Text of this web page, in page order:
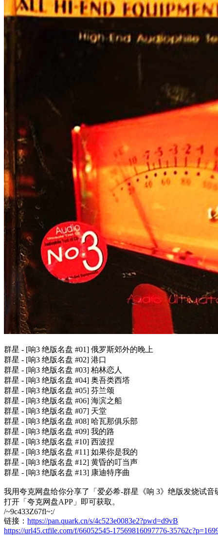
2026-6-17 15:39:50 / 显示全部楼层 /阅读模式
784
群星 - [响3 绝版名盘 #01] 俄罗斯郊外的晚上
群星 - [响3 绝版名盘 #02] 港口
群星 - [响3 绝版名盘 #03] 柏林恋人
群星 - [响3 绝版名盘 #04] 奥吾类西塔
群星 - [响3 绝版名盘 #05] 芬兰颂
群星 - [响3 绝版名盘 #06] 海滨之船
群星 - [响3 绝版名盘 #07] 天堂
群星 - [响3 绝版名盘 #08] 哈瓦那俱乐部
群星 - [响3 绝版名盘 #09] 我的路
群星 - [响3 绝版名盘 #10] 西波捏
群星 - [响3 绝版名盘 #11] 如果你是我的
群星 - [响3 绝版名盘 #12] 黄昏的叮当声
群星 - [响3 绝版名盘 #13] 康迪特序曲
我用夸克网盘给你分享了「爱必希-群星《响 3》绝版发烧试
打开「夸克网盘APP」即可获取。
/~9c433Z67fl~:/
链接： https://pan.quark.cn/s/4c523e0083e2?pwd=d9vB
https://url45.ctfile.com/f/66052545-17569816097776-